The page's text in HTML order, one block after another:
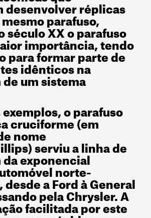
desenvolver réplicas
parafuso,
século XX o parafuso
importância, tendo
para formar parte de
idênticos na
um sistema
o parafuso
cruciforme (em
nome
) serviu a linha de
exponencial
norte-
desde aFordàGeneral
pelaChrysler. A
facilitada por este